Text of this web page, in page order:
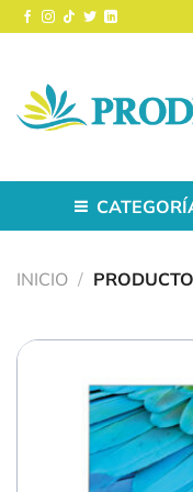
Saltar
al
INICIO /